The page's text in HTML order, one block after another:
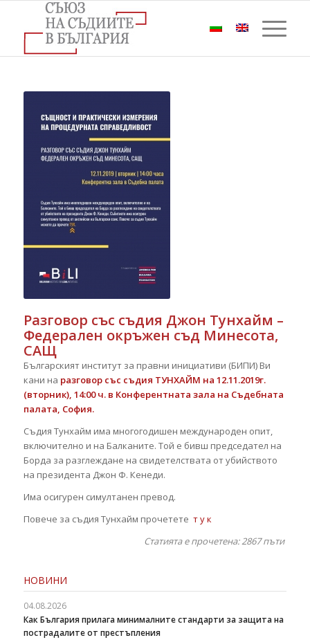
Разговор със съдия Джон Тунхайм –
Федерален окръжен съд Минесота,
САЩ
Българският институт за правни инициативи (БИПИ) Ви
кани на разговор със съдия ТУНХАЙМ на 12.11.2019г.
(вторник), 14:00 ч. в Конферентната зала на Съдебната
палата, София.
Съдия Тунхайм има многогодишен международен опит,
включително и на Балканите. Той е бивш председател на
Борда за разглеждане на свидетелствата от убийството
на президента Джон Ф. Кенеди.
Има осигурен симултанен превод.
Повече за съдия Тунхайм прочетете т у к
Статията е прочетена: 2867пъти
НОВИНИ
04.08.2026
Как България прилага минималните стандарти за защита на
пострадалите от престъпления